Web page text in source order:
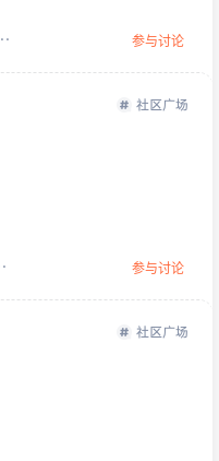
参与讨论
社区广场
参与讨论
社区广场